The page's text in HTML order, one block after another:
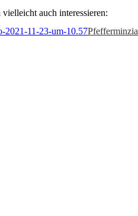
auch interessieren:
Pfefferminzia